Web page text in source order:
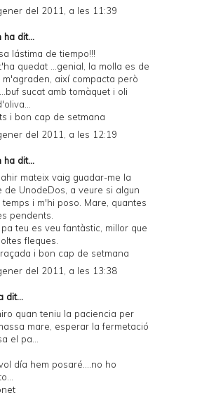
del 2011, a les 11:39
ha dit...
lástima de tiempo!!!
quedat ...genial, la molla es de
m'agraden, així compacta però
sucat amb tomàquet i oli
i bon cap de setmana
del 2011, a les 12:19
ha dit...
mateix vaig guadar-me la
de UnodeDos, a veure si algun
temps i m'hi poso. Mare, quantes
pendents.
teu es veu fantàstic, millor que
fleques.
i bon cap de setmana
del 2011, a les 13:38
dit...
quan teniu la paciencia per
mare, esperar la fermetació
el pa...
día hem posaré....no ho